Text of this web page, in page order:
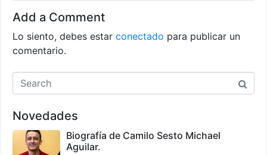
Add a Comment
Lo siento, debes estar conectado para publicar un
comentario.
Novedades
Biografía de Camilo Sesto Michael
Aguilar.